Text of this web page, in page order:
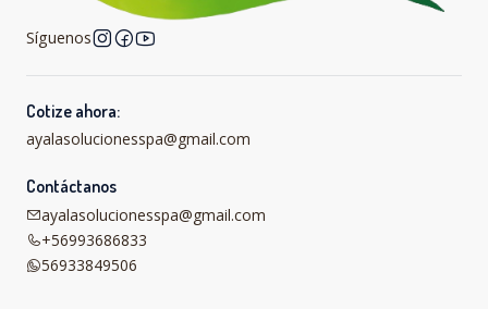
Síguenos
Cotize ahora:
ayalasolucionesspa@gmail.com
Contáctanos
ayalasolucionesspa@gmail.com
+56993686833
56933849506